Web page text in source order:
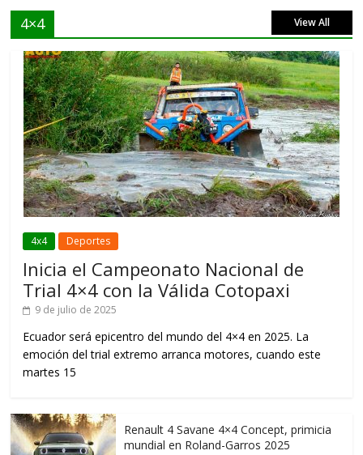
4×4 View All
4x4 Deportes
Inicia el Campeonato Nacional de
Trial 4×4 con la Válida Cotopaxi
9 de julio de 2025
Ecuador será epicentro del mundo del 4×4 en 2025. La
emoción del trial extremo arranca motores, cuando este
martes 15
Renault 4 Savane 4×4 Concept, primicia
mundial en Roland-Garros 2025